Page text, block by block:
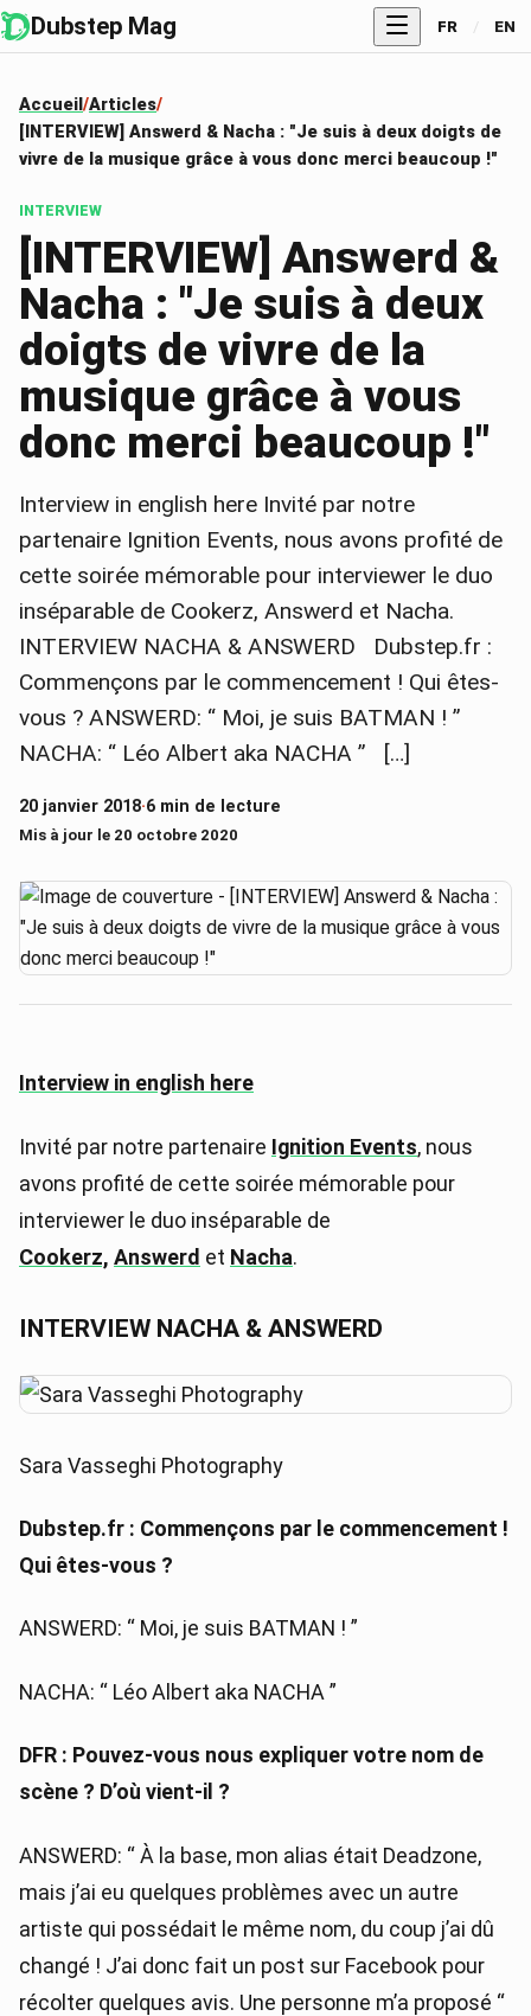
Dubstep Mag FR / EN
Accueil Articles
[INTERVIEW] Answerd & Nacha : "Je suis à deux doigts de
vivre de la musique grâce à vous donc merci beaucoup !"
INTERVIEW
[INTERVIEW] Answerd &
Nacha : "Je suis à deux
doigts de vivre de la
musique grâce à vous
donc merci beaucoup !"
Interview in english here Invité par notre
partenaire Ignition Events, nous avons profité de
cette soirée mémorable pour interviewer le duo
inséparable de Cookerz, Answerd et Nacha.
INTERVIEW NACHA & ANSWERD Dubstep.fr :
Commençons par le commencement ! Qui êtes-
vous ? ANSWERD: “ Moi, je suis BATMAN ! ”
NACHA: “ Léo Albert aka NACHA ” […]
20 janvier 2018·6 min de lecture
Mis à jour le 20 octobre 2020
Interview in english here
Invité par notre partenaire Ignition Events, nous
avons profité de cette soirée mémorable pour
interviewer le duo inséparable de
Cookerz, Answerd et Nacha.
INTERVIEW NACHA & ANSWERD
Sara Vasseghi Photography
Dubstep.fr : Commençons par le commencement !
Qui êtes-vous ?
ANSWERD: “ Moi, je suis BATMAN ! ”
NACHA: “ Léo Albert aka NACHA ”
DFR : Pouvez-vous nous expliquer votre nom de
scène ? D’où vient-il ?
ANSWERD: “ À la base, mon alias était Deadzone,
mais j’ai eu quelques problèmes avec un autre
artiste qui possédait le même nom, du coup j’ai dû
changé ! J’ai donc fait un post sur Facebook pour
récolter quelques avis. Une personne m’a proposé “